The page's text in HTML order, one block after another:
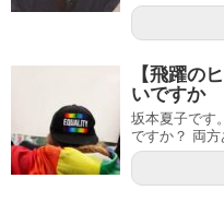
【飛躍の
いですか
坂本夏子です
ですか？ 両